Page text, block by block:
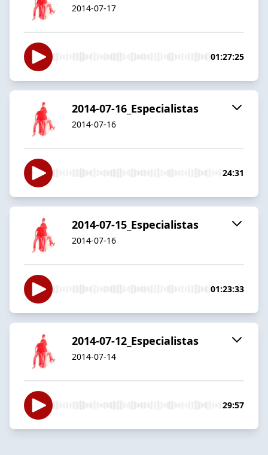
2014-07-17
01:27:25
2014-07-16_Especialistas
2014-07-16
24:31
2014-07-15_Especialistas
2014-07-16
01:23:33
2014-07-12_Especialistas
2014-07-14
29:57